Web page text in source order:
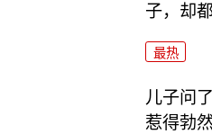
子，却
最热
儿子问
惹得勃